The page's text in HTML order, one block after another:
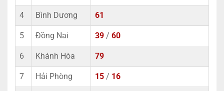
4 Bình Dương 61
5 Đồng Nai 39 / 60
6 Khánh Hòa 79
7 Hải Phòng 15 / 16